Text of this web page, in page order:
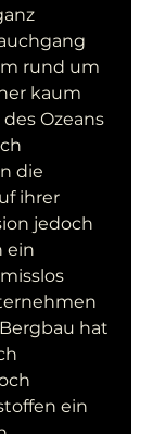
rund um
kaum
Ozeans
die
ihrer
jedoch
ein
hat
ein